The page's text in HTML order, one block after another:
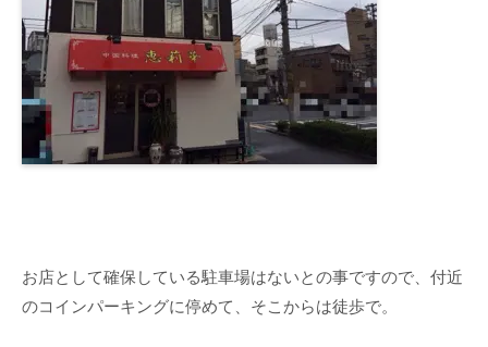
お店として確保している駐車場はないとの事ですので、付近
のコインパーキングに停めて、そこからは徒歩で。